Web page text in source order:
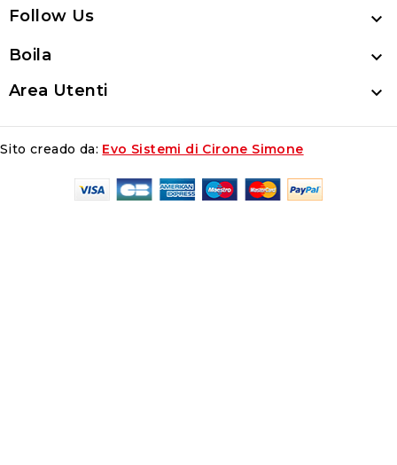
Follow Us 
Boila 
Area Utenti 
Sito creado da: Evo Sistemi di Cirone Simone